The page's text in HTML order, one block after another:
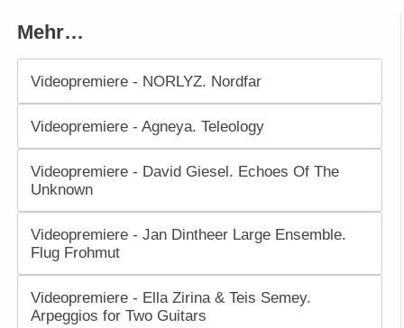
Mehr…
Videopremiere - NORLYZ. Nordfar
Videopremiere - Agneya. Teleology
Videopremiere - David Giesel. Echoes Of The
Unknown
Videopremiere - Jan Dintheer Large Ensemble.
Flug Frohmut
Videopremiere - Ella Zirina & Teis Semey.
Arpeggios for Two Guitars